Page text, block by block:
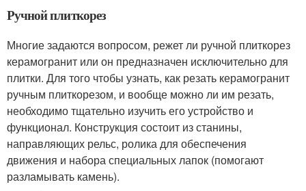
Ручной плиткорез
Многие задаются вопросом, режет ли ручной плиткорез
керамогранит или он предназначен исключительно для
плитки. Для того чтобы узнать, как резать керамогранит
ручным плиткорезом, и вообще можно ли им резать,
необходимо тщательно изучить его устройство и
функционал. Конструкция состоит из станины,
направляющих рельс, ролика для обеспечения
движения и набора специальных лапок (помогают
разламывать камень).